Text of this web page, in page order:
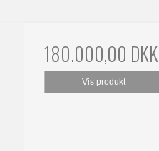
180.000,00 DKK
Vis produkt